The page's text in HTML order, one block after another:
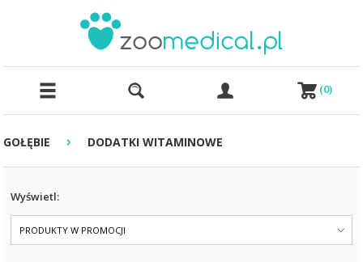
(0)
GOŁĘBIE › DODATKI WITAMINOWE
Wyświetl:
PRODUKTY W PROMOCJI